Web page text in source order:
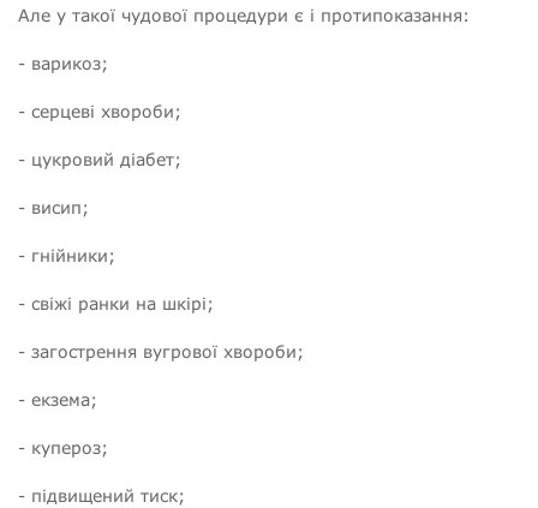
Але у такої чудової процедури є і протипоказання:
- варикоз;
- серцеві хвороби;
- цукровий діабет;
- висип;
- гнійники;
- свіжі ранки на шкірі;
- загострення вугрової хвороби;
- екзема;
- купероз;
- підвищений тиск;